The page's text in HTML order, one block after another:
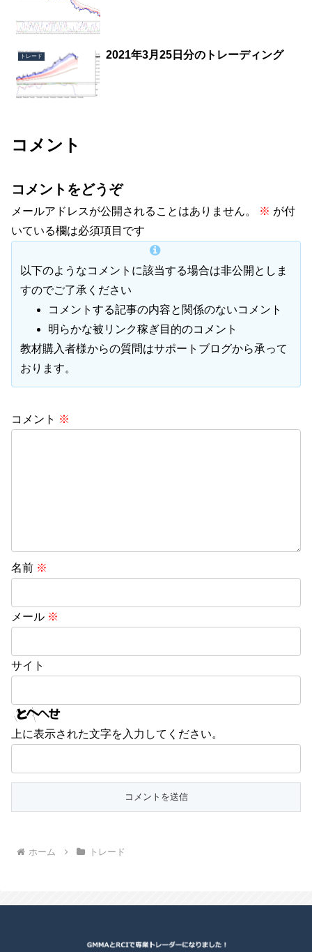
トレード 2021年3月25日分のトレーディング
コメント
コメントをどうぞ
メールアドレスが公開されることはありません。 ※ が付
いている欄は必須項目です
以下のようなコメントに該当する場合は非公開としま
すのでご了承ください
コメントする記事の内容と関係のないコメント
明らかな被リンク稼ぎ目的のコメント
教材購入者様からの質問はサポートブログから承って
おります。
コメント ※
名前 ※
メール ※
サイト
上に表示された文字を入力してください。
ホーム トレード